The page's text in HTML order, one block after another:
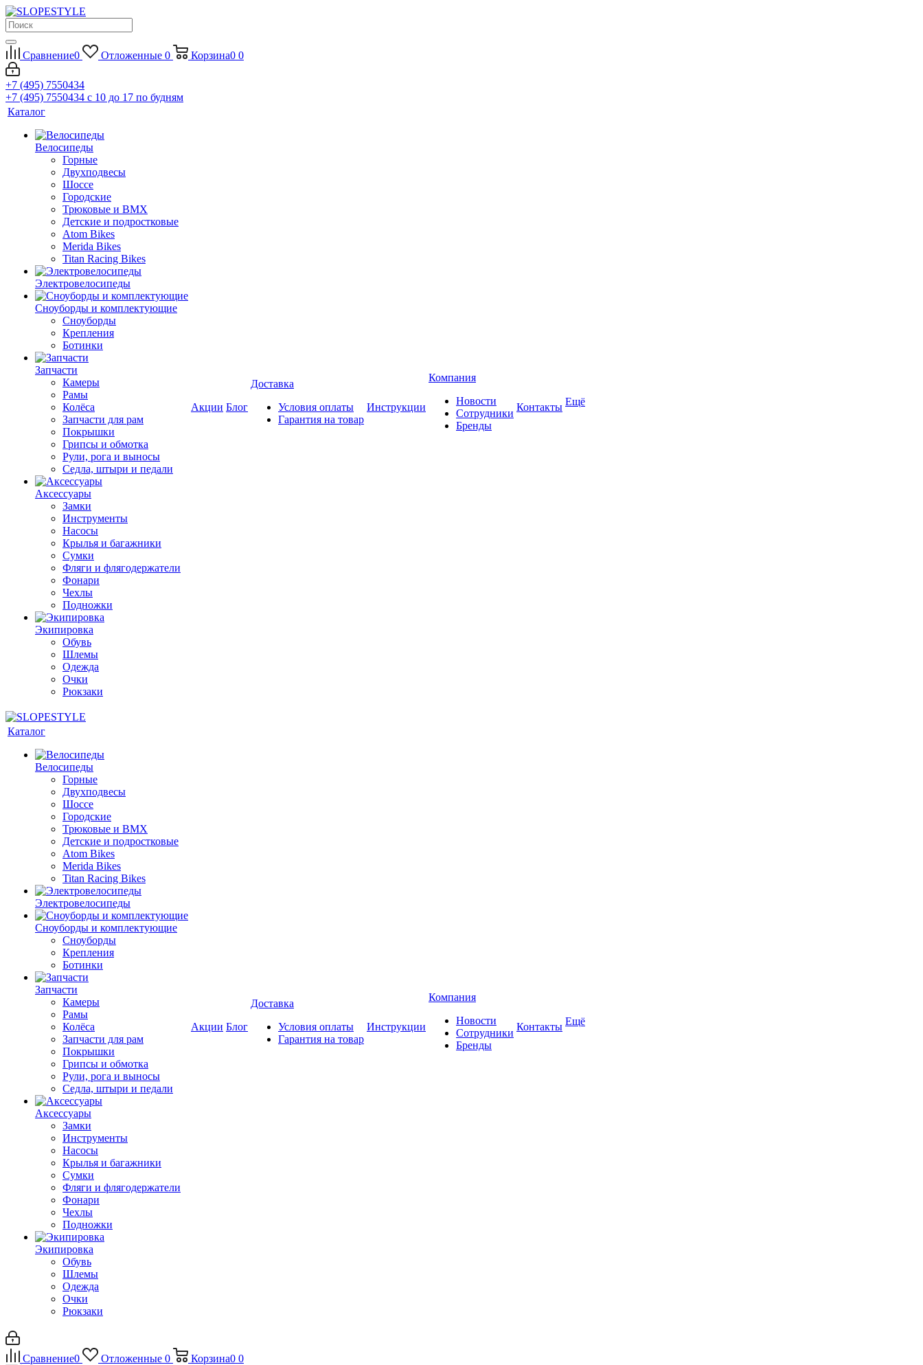
Сравнение0 Отложенные 0 Корзина0 0
+7 (495) 7550434
+7 (495) 7550434 с 10 до 17 по будням
Каталог
Велосипеды
Горные
Двухподвесы
Шоссе
Городские
Трюковые и BMX
Детские и подростковые
Atom Bikes
Merida Bikes
Titan Racing Bikes
Электровелосипеды
Cноуборды и комплектующие
Сноуборды
Крепления
Ботинки
Запчасти
Камеры
Рамы
Колёса
Запчасти для рам
Покрышки
Грипсы и обмотка
Рули, рога и выносы
Седла, штыри и педали
Аксессуары
Замки
Инструменты
Насосы
Крылья и багажники
Сумки
Фляги и флягодержатели
Фонари
Чехлы
Подножки
Экипировка
Обувь
Шлемы
Одежда
Очки
Рюкзаки
Акции Блог
Доставка
Условия оплаты
Гарантия на товар
Инструкции
Компания
Новости
Сотрудники
Бренды
Контакты Ещё
Каталог
Велосипеды
Горные
Двухподвесы
Шоссе
Городские
Трюковые и BMX
Детские и подростковые
Atom Bikes
Merida Bikes
Titan Racing Bikes
Электровелосипеды
Cноуборды и комплектующие
Сноуборды
Крепления
Ботинки
Запчасти
Камеры
Рамы
Колёса
Запчасти для рам
Покрышки
Грипсы и обмотка
Рули, рога и выносы
Седла, штыри и педали
Аксессуары
Замки
Инструменты
Насосы
Крылья и багажники
Сумки
Фляги и флягодержатели
Фонари
Чехлы
Подножки
Экипировка
Обувь
Шлемы
Одежда
Очки
Рюкзаки
Акции Блог
Доставка
Условия оплаты
Гарантия на товар
Инструкции
Компания
Новости
Сотрудники
Бренды
Контакты Ещё
Сравнение0 Отложенные 0 Корзина0 0